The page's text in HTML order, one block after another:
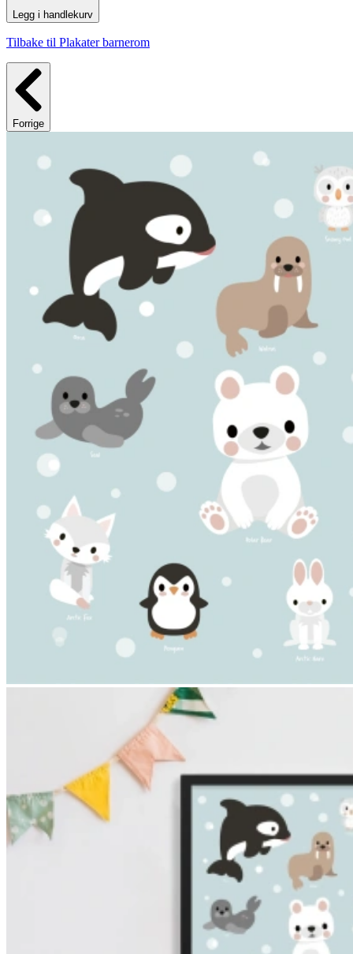
Legg i handlekurv
Tilbake til Plakater barnerom
Forrige